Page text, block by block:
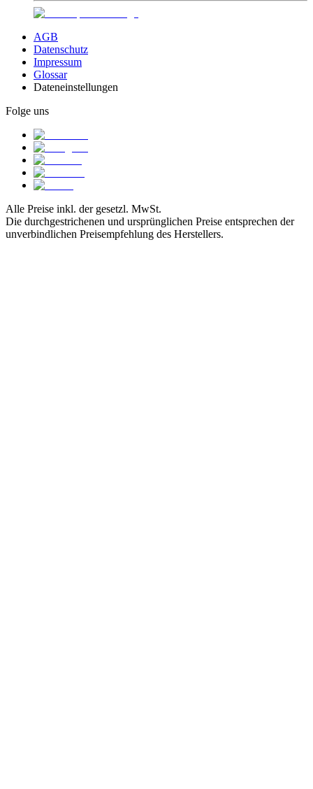
AGB
Datenschutz
Impressum
Glossar
Dateneinstellungen
Folge uns
Alle Preise inkl. der gesetzl. MwSt.
Die durchgestrichenen und ursprünglichen Preise entsprechen der
unverbindlichen Preisempfehlung des Herstellers.